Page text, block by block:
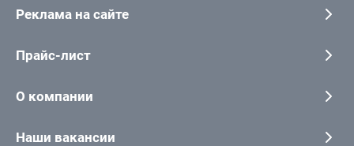
Реклама на сайте
Прайс-лист
О компании
Наши вакансии